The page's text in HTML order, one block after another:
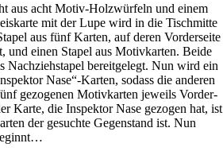
aus acht Motiv-Holzwürfeln und einem
mit der Lupe wird in die Tischmitte
aus fünf Karten, auf deren Vorderseite
und einen Stapel aus Motivkarten. Beide
Nachziehstapel bereitgelegt. Nun wird ein
Nase“-Karten, sodass die anderen
gezogenen Motivkarten jeweils Vorder-
Karte, die Inspektor Nase gezogen hat, ist
der gesuchte Gegenstand ist. Nun